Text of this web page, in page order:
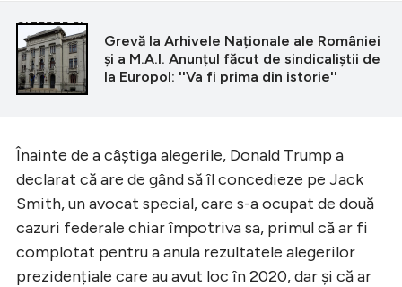
CITEȘTE ȘI
Grevă la Arhivele Naționale ale României
și a M.A.I. Anunțul făcut de sindicaliștii de
la Europol: ''Va fi prima din istorie''
Înainte de a câștiga alegerile, Donald Trump a
declarat că are de gând să îl concedieze pe Jack
Smith, un avocat special, care s-a ocupat de două
cazuri federale chiar împotriva sa, primul că ar fi
complotat pentru a anula rezultatele alegerilor
prezidențiale care au avut loc în 2020, dar și că ar